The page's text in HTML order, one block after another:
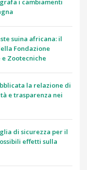
i cambiamenti
suina africana: il
Fondazione
Zootecniche
la relazione di
e trasparenza nei
di sicurezza per il
effetti sulla